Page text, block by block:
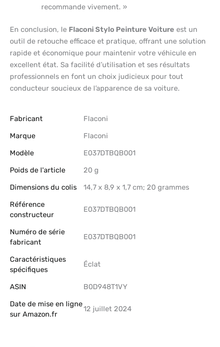
recommande vivement. »
En conclusion, le Flaconi Stylo Peinture Voiture est un
outil de retouche efficace et pratique, offrant une solution
rapide et économique pour maintenir votre véhicule en
excellent état. Sa facilité d’utilisation et ses résultats
professionnels en font un choix judicieux pour tout
conducteur soucieux de l’apparence de sa voiture.
Fabricant
‎Flaconi
Marque
‎Flaconi
Modèle
‎E037DTBQB001
Poids de l'article
‎20 g
Dimensions du colis
‎14,7 x 8,9 x 1,7 cm; 20 grammes
Référence
constructeur
‎E037DTBQB001
Numéro de série
fabricant
‎E037DTBQB001
Caractéristiques
spécifiques
‎Éclat
ASIN
B0D948T1VY
Date de mise en ligne
sur Amazon.fr
12 juillet 2024